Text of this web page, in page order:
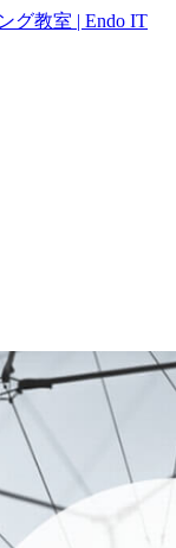
グ教室 | Endo IT